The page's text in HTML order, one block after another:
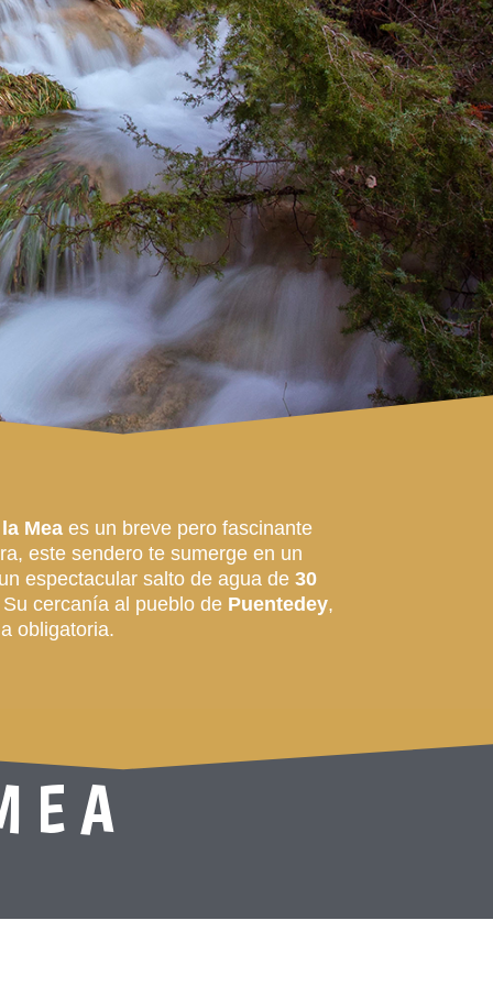
Mea es un breve pero fascinante
este sendero te sumerge en un
espectacular salto de agua de 30
cercanía al pueblo de Puentedey,
obligatoria.